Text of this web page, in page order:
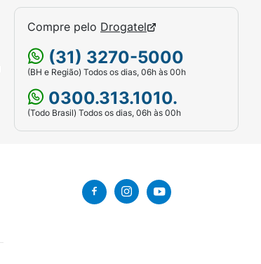
Compre pelo Drogatel
(31) 3270-5000
(BH e Região) Todos os dias, 06h às 00h
0300.313.1010.
(Todo Brasil) Todos os dias, 06h às 00h